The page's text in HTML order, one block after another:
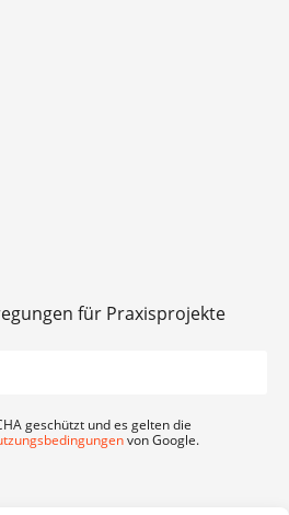
für Praxisprojekte
geschützt und es gelten die
von Google.